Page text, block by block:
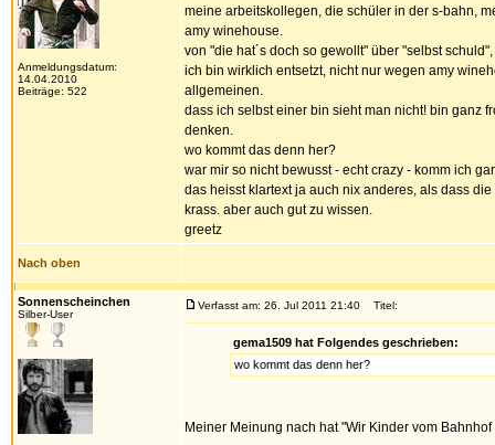
Anmeldungsdatum:
14.04.2010
Beiträge: 522
meine arbeitskollegen, die schüler in der s-bahn,
amy winehouse.
von "die hat´s doch so gewollt" über "selbst
ich bin wirklich entsetzt, nicht nur wegen amy
allgemeinen.
dass ich selbst einer bin sieht man nicht! bin ganz
denken.
wo kommt das denn her?
war mir so nicht bewusst - echt crazy - komm ich
das heisst klartext ja auch nix anderes, als dass
krass. aber auch gut zu wissen.
greetz
Nach oben
Sonnenscheinchen
Silber-User
Verfasst am: 26. Jul 2011 21:40 Titel:
gema1509 hat Folgendes geschrieben:
wo kommt das denn her?
Meiner Meinung nach hat "Wir Kinder vom